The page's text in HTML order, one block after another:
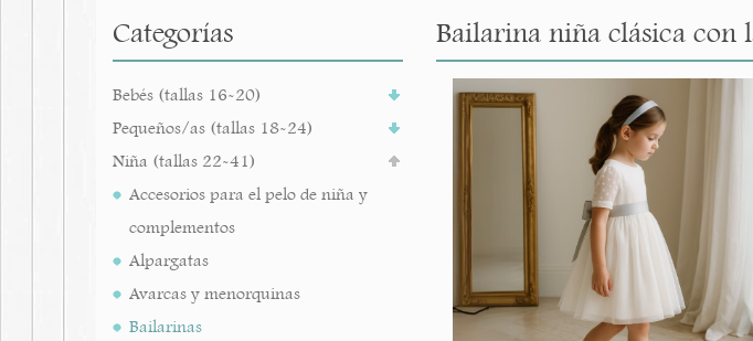
Categorías
Bebés (tallas 16-20)
Pequeños/as (tallas 18-24)
Niña (tallas 22-41)
Accesorios para el pelo de niña y
complementos
Alpargatas
Avarcas y menorquinas
Bailarinas
Bailarina niña clásica con